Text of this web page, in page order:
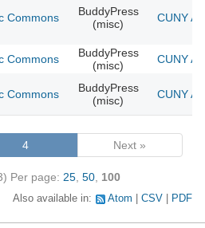
Commons
BuddyPress
(misc)
CUNY
Commons
BuddyPress
(misc)
CUNY
Commons
BuddyPress
(misc)
CUNY
4 Next »
Per page: 25 50 100
Also available in: Atom CSV PDF